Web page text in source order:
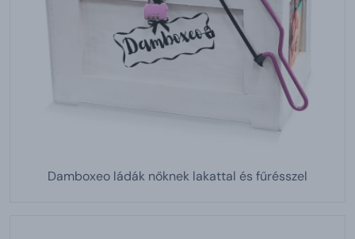
Damboxeo ládák nőknek lakattal és fűrésszel